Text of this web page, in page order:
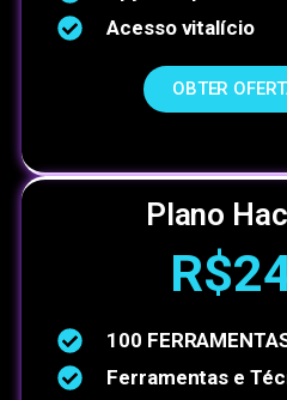
Acesso vitalício
OBTER
Plano
100
Ferramentas e